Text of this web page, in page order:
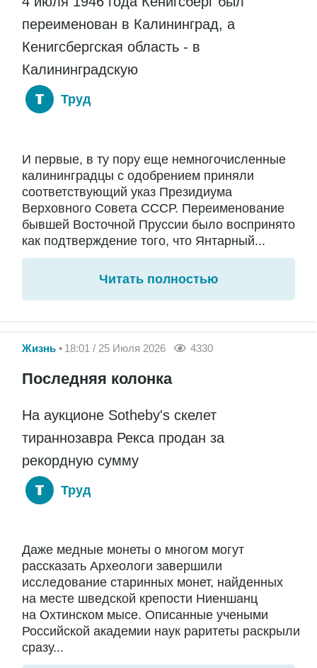
переименован в Калининград, а
Кенигсбергская область - в
Калининградскую
Труд
И первые, в ту пору еще немногочисленные
калининградцы с одобрением приняли
соответствующий указ Президиума
Верховного Совета СССР. Переименование
бывшей Восточной Пруссии было воспринято
как подтверждение того, что Янтарный...
Читать полностью
Жизнь 18:01 / 25 Июля 2026 4330
Последняя колонка
На аукционе Sotheby's скелет
тираннозавра Рекса продан за
рекордную сумму
Труд
Даже медные монеты о многом могут
рассказать Археологи завершили
исследование старинных монет, найденных
на месте шведской крепости Ниеншанц
на Охтинском мысе. Описанные учеными
Российской академии наук раритеты раскрыли
сразу...